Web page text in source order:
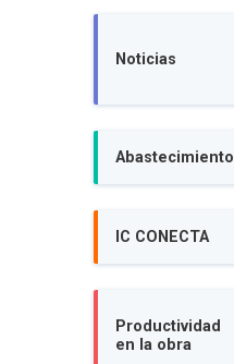
Noticias
Abastecimiento
IC CONECTA
Productividad
en la obra